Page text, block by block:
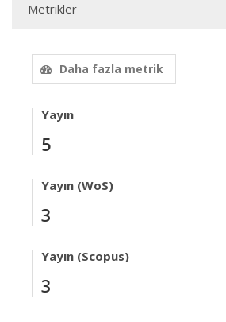
Metrikler
Daha fazla metrik
Yayın
5
Yayın (WoS)
3
Yayın (Scopus)
3